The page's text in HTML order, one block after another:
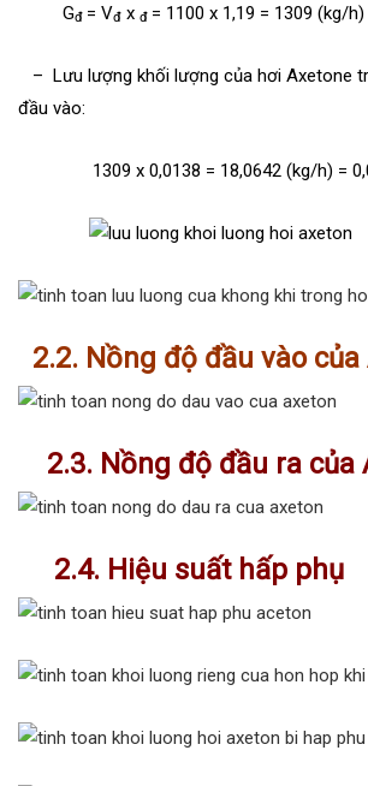
Gđ = Vđx đ = 1100 x 1,19 = 1309 (kg/
– Lưu lượng khối lượng của hơi Axetone
đầu vào:
1309 x 0,0138 = 18,0642 (kg/h) =
2.2. Nồng độ đầu vào của
2.3. Nồng độ đầu ra của
2.4. Hiệu suất hấp phụ